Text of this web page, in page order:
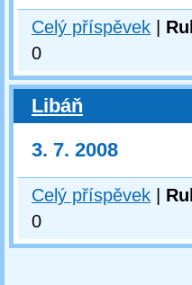
Celý příspěvek
0
Libáň
3. 7. 2008
Celý příspěvek
0